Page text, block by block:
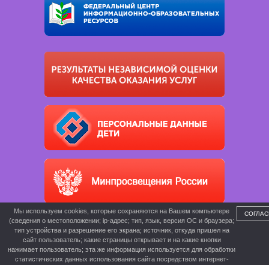
Мы используем cookies, которые сохраняются на Вашем компьютере
(сведения о местоположении; ip-адрес; тип, язык, версия ОС и браузера;
тип устройства и разрешение его экрана; источник, откуда пришел на
сайт пользователь; какие страницы открывает и на какие кнопки
нажимает пользователь; эта же информация используется для обработки
статистических данных использования сайта посредством интернет-